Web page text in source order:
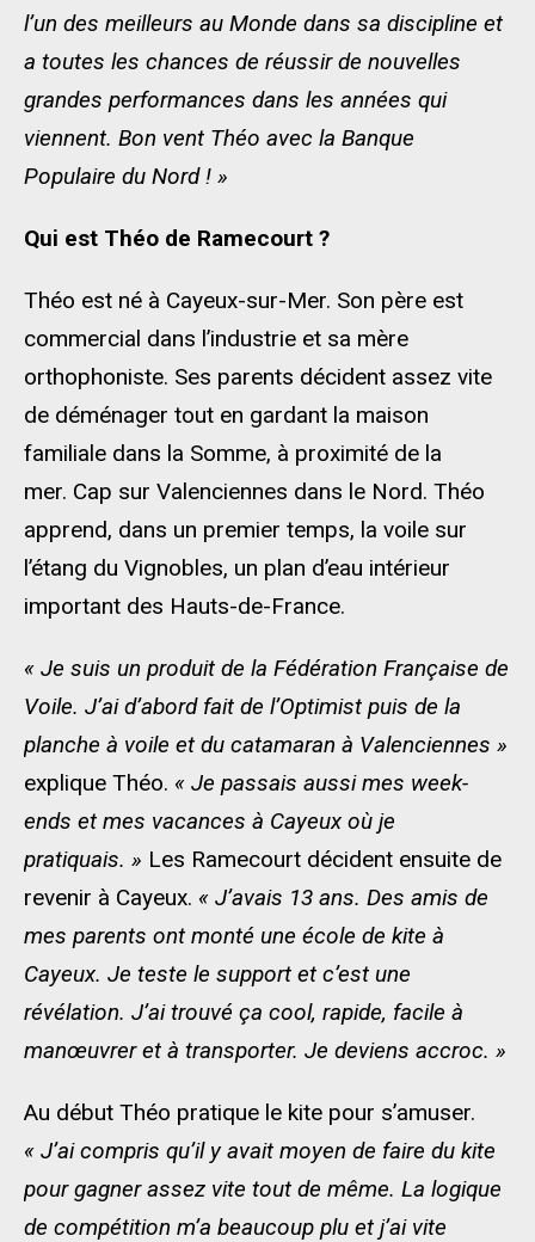
l’un des meilleurs au Monde dans sa discipline et
a toutes les chances de réussir de nouvelles
grandes performances dans les années qui
viennent. Bon vent Théo avec la Banque
Populaire du Nord ! »
Qui est Théo de Ramecourt ?
Théo est né à Cayeux-sur-Mer. Son père est
commercial dans l’industrie et sa mère
orthophoniste. Ses parents décident assez vite
de déménager tout en gardant la maison
familiale dans la Somme, à proximité de la
mer. Cap sur Valenciennes dans le Nord. Théo
apprend, dans un premier temps, la voile sur
l’étang du Vignobles, un plan d’eau intérieur
important des Hauts-de-France.
« Je suis un produit de la Fédération Française de
Voile. J’ai d’abord fait de l’Optimist puis de la
planche à voile et du catamaran à Valenciennes »
explique Théo. « Je passais aussi mes week-
ends et mes vacances à Cayeux où je
pratiquais. » Les Ramecourt décident ensuite de
revenir à Cayeux. « J’avais 13 ans. Des amis de
mes parents ont monté une école de kite à
Cayeux. Je teste le support et c’est une
révélation. J’ai trouvé ça cool, rapide, facile à
manœuvrer et à transporter. Je deviens accroc. »
Au début Théo pratique le kite pour s’amuser.
« J’ai compris qu’il y avait moyen de faire du kite
pour gagner assez vite tout de même. La logique
de compétition m’a beaucoup plu et j’ai vite